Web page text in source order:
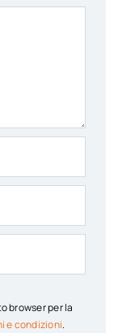
browser per la
e condizioni.